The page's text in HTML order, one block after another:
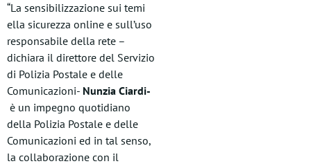
“La sensibilizzazione sui temi
ella sicurezza online e sull’uso
responsabile della rete –
dichiara il direttore del Servizio
di Polizia Postale e delle
Comunicazioni- Nunzia Ciardi-
è un impegno quotidiano
della Polizia Postale e delle
Comunicazioni ed in tal senso,
la collaborazione con il